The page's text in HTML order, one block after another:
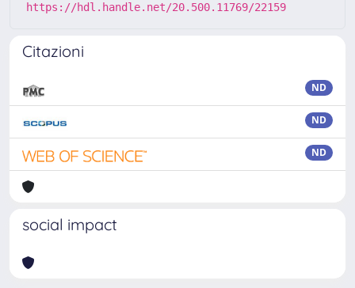
https://hdl.handle.net/20.500.11769/22159
Citazioni
ND
ND
ND
social impact